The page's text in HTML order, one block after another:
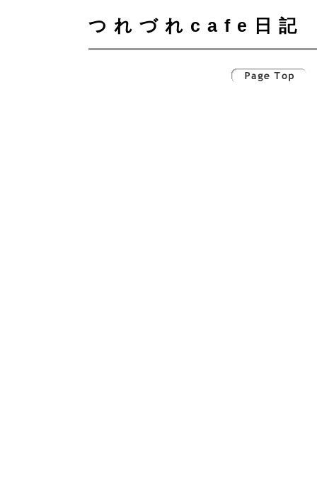
つれづれcafe日記